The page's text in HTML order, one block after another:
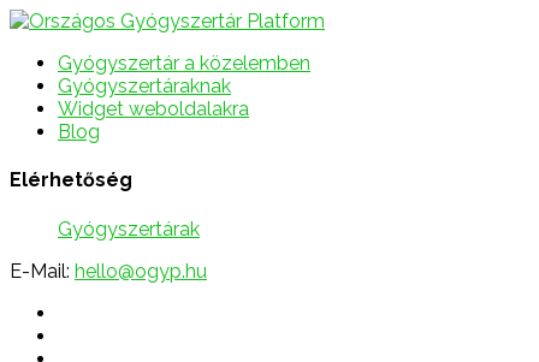
Gyógyszertár a közelemben
Gyógyszertáraknak
Widget weboldalakra
Blog
Elérhetőség
Gyógyszertárak
E-Mail: hello@ogyp.hu